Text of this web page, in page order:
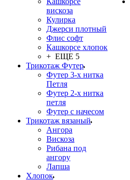
вискоза
Кулирка
Джерси плотный
Флис софт
Кашкорсе хлопок
+ ЕЩЕ 5
Трикотаж Футер
Футер 3-х нитка
Петля
Футер 2-х нитка
петля
Футер с начесом
Трикотаж вязаный
Ангора
Вискоза
Рибана под
ангору
Лапша
Хлопок